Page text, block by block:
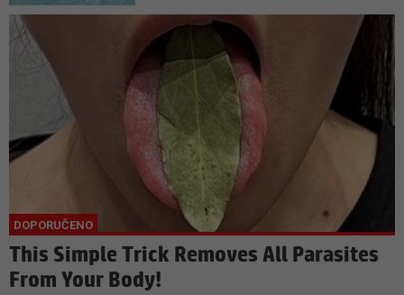
This Simple Trick Removes All Parasites
From Your Body!